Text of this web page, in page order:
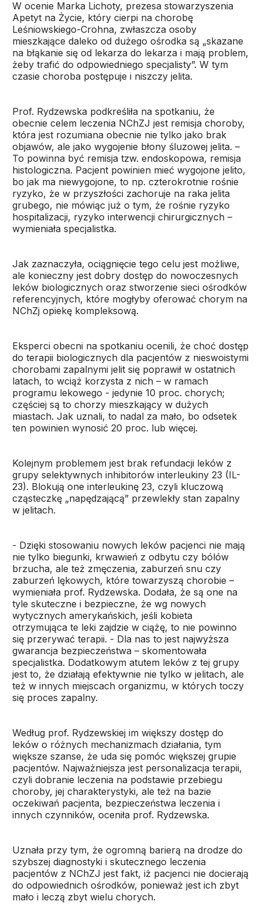
W ocenie Marka Lichoty, prezesa stowarzyszenia
Apetyt na Życie, który cierpi na chorobę
Leśniowskiego-Crohna, zwłaszcza osoby
mieszkające daleko od dużego ośrodka są „skazane
na błąkanie się od lekarza do lekarza i mają problem,
żeby trafić do odpowiedniego specjalisty”. W tym
czasie choroba postępuje i niszczy jelita.
Prof. Rydzewska podkreśliła na spotkaniu, że
obecnie celem leczenia NChZJ jest remisja choroby,
która jest rozumiana obecnie nie tylko jako brak
objawów, ale jako wygojenie błony śluzowej jelita. –
To powinna być remisja tzw. endoskopowa, remisja
histologiczna. Pacjent powinien mieć wygojone jelito,
bo jak ma niewygojone, to np. czterokrotnie rośnie
ryzyko, że w przyszłości zachoruje na raka jelita
grubego, nie mówiąc już o tym, że rośnie ryzyko
hospitalizacji, ryzyko interwencji chirurgicznych –
wymieniała specjalistka.
Jak zaznaczyła, ociągnięcie tego celu jest możliwe,
ale konieczny jest dobry dostęp do nowoczesnych
leków biologicznych oraz stworzenie sieci ośrodków
referencyjnych, które mogłyby oferować chorym na
NChZj opiekę kompleksową.
Eksperci obecni na spotkaniu ocenili, że choć dostęp
do terapii biologicznych dla pacjentów z nieswoistymi
chorobami zapalnymi jelit się poprawił w ostatnich
latach, to wciąż korzysta z nich – w ramach
programu lekowego - jedynie 10 proc. chorych;
częściej są to chorzy mieszkający w dużych
miastach. Jak uznali, to nadal za mało, bo odsetek
ten powinien wynosić 20 proc. lub więcej.
Kolejnym problemem jest brak refundacji leków z
grupy selektywnych inhibitorów interleukiny 23 (IL-
23). Blokują one interleukinę 23, czyli kluczową
cząsteczkę „napędzającą” przewlekły stan zapalny
w jelitach.
- Dzięki stosowaniu nowych leków pacjenci nie mają
nie tylko biegunki, krwawień z odbytu czy bólów
brzucha, ale też zmęczenia, zaburzeń snu czy
zaburzeń lękowych, które towarzyszą chorobie –
wymieniała prof. Rydzewska. Dodała, że są one na
tyle skuteczne i bezpieczne, że wg nowych
wytycznych amerykańskich, jeśli kobieta
otrzymująca te leki zajdzie w ciążę, to nie powinno
się przerywać terapii. - Dla nas to jest najwyższa
gwarancja bezpieczeństwa – skomentowała
specjalistka. Dodatkowym atutem leków z tej grupy
jest to, że działają efektywnie nie tylko w jelitach, ale
też w innych miejscach organizmu, w których toczy
się proces zapalny.
Według prof. Rydzewskiej im większy dostęp do
leków o różnych mechanizmach działania, tym
większe szanse, że uda się pomóc większej grupie
pacjentów. Najważniejsza jest personalizacja terapii,
czyli dobranie leczenia na podstawie przebiegu
choroby, jej charakterystyki, ale też na bazie
oczekiwań pacjenta, bezpieczeństwa leczenia i
innych czynników, oceniła prof. Rydzewska.
Uznała przy tym, że ogromną barierą na drodze do
szybszej diagnostyki i skutecznego leczenia
pacjentów z NChZJ jest fakt, iż pacjenci nie docierają
do odpowiednich ośrodków, ponieważ jest ich zbyt
mało i leczą zbyt wielu chorych.